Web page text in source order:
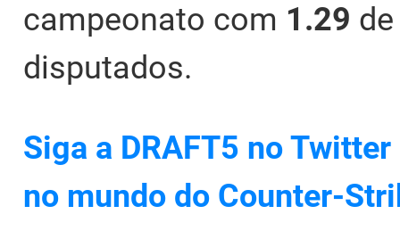
campeonato com 1.29
disputados.
Siga a DRAFT5 no
no mundo do Counter-